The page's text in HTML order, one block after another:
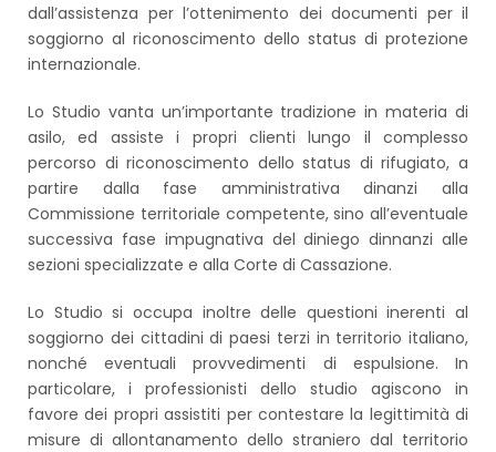
dall’assistenza per l’ottenimento dei documenti per il
soggiorno al riconoscimento dello status di protezione
internazionale.
Lo Studio vanta un’importante tradizione in materia di
asilo, ed assiste i propri clienti lungo il complesso
percorso di riconoscimento dello status di rifugiato, a
partire dalla fase amministrativa dinanzi alla
Commissione territoriale competente, sino all’eventuale
successiva fase impugnativa del diniego dinnanzi alle
sezioni specializzate e alla Corte di Cassazione.
Lo Studio si occupa inoltre delle questioni inerenti al
soggiorno dei cittadini di paesi terzi in territorio italiano,
nonché eventuali provvedimenti di espulsione. In
particolare, i professionisti dello studio agiscono in
favore dei propri assistiti per contestare la legittimità di
misure di allontanamento dello straniero dal territorio